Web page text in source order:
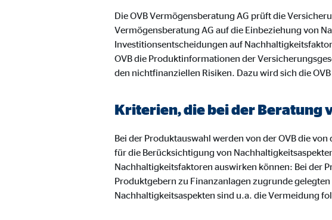
Die OVB Vermögensberatung AG prüft die
Vermögensberatung AG auf die Einbeziehung von
Investitionsentscheidungen auf
OVB die Produktinformationen der
den nichtfinanziellen Risiken. Dazu wird sich die
Kriterien, die bei der Beratung
Bei der Produktauswahl werden von der OVB die
für die Berücksichtigung von
Nachhaltigkeitsfaktoren auswirken können: Bei der
Produktgebern zu Finanzanlagen zugrunde
Nachhaltigkeitsaspekten sind u.a. die Vermeidung
ProvenExpert | Empfänger: OVB, Expert Systems AG
provenexpert
Anbieter: Expert Systems AG
Cookie Laufzeit: 30 Tage
vimeoplayer
Anbieter: Vimeo.com, Inc.